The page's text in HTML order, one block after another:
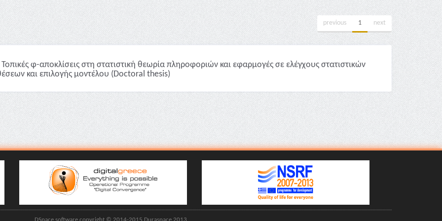
previous 1 next
φ-αποκλίσεις στη στατιστική θεωρία πληροφοριών και εφαρμογές σε ελέγχους στατιστικών
και επιλογής μοντέλου (Doctoral thesis)